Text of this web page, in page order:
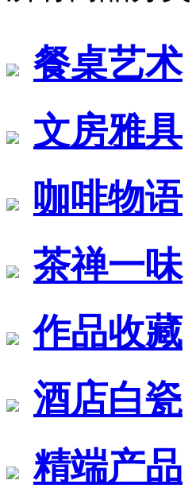
餐桌艺术
文房雅具
咖啡物语
茶禅一味
作品收藏
酒店白瓷
精端产品